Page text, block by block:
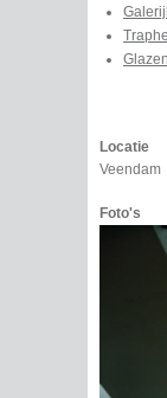
Locatie
Veendam
Foto's